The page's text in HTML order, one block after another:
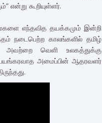
என்று கூறியுள்ளர்.
எந்தவித தயக்கமும் இன்றி
நடைபெற்ற காலங்களில் தமிழ்
அவற்றை வெளி உலகத்துக்கு
அமைப்பின் ஆதரவளர்